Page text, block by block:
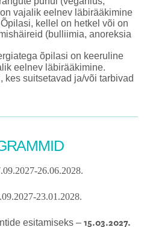
vajalik eelnev läbirääkimine
kellel on hetkel või on
(bulliimia, anoreksia
õpilasi on keeruline
eelnev läbirääkimine.
kes suitsetavad ja/või tarbivad
26.06.2028.
23.01.2028.
esitamiseks – 15.03.2027.